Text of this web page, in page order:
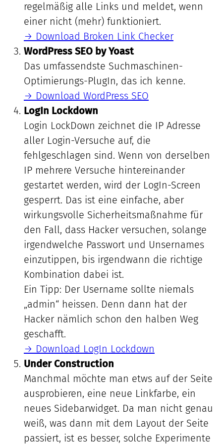
regelmäßig alle Links und meldet, wenn
einer nicht (mehr) funktioniert.
→ Download Broken Link Checker
WordPress SEO by Yoast
Das umfassendste Suchmaschinen-
Optimierungs-PlugIn, das ich kenne.
→ Download WordPress SEO
LogIn Lockdown
Login LockDown zeichnet die IP Adresse
aller Login-Versuche auf, die
fehlgeschlagen sind. Wenn von derselben
IP mehrere Versuche hintereinander
gestartet werden, wird der LogIn-Screen
gesperrt. Das ist eine einfache, aber
wirkungsvolle Sicherheitsmaßnahme für
den Fall, dass Hacker versuchen, solange
irgendwelche Passwort und Unsernames
einzutippen, bis irgendwann die richtige
Kombination dabei ist.
Ein Tipp: Der Username sollte niemals
„admin“ heissen. Denn dann hat der
Hacker nämlich schon den halben Weg
geschafft.
→ Download LogIn Lockdown
Under Construction
Manchmal möchte man etws auf der Seite
ausprobieren, eine neue Linkfarbe, ein
neues Sidebarwidget. Da man nicht genau
weiß, was dann mit dem Layout der Seite
passiert, ist es besser, solche Experimente